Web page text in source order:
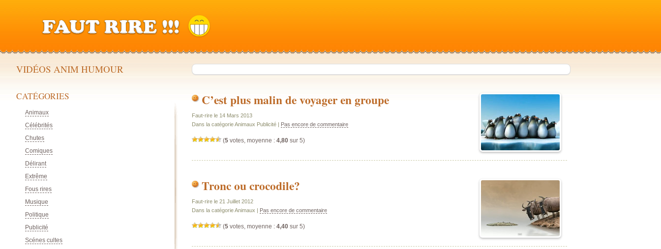
C’est plus malin de voyager en groupe
Faut-rire le 14 Mars 2013
Dans la catégorie Animaux Publicité | Pas encore de commentaire
(5votes, moyenne : 4,80sur 5)
Tronc ou crocodile?
Faut-rire le 21 Juillet 2012
Dans la catégorie Animaux | Pas encore de commentaire
(5votes, moyenne : 4,40sur 5)
VIDÉOS ANIM HUMOUR
CATÉGORIES
Animaux
Célébrités
Chutes
Comiques
Délirant
Extrême
Fous rires
Musique
Politique
Publicité
Scénes cultes